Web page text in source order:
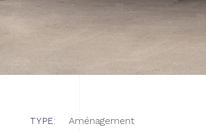
TYPE: Aménagement